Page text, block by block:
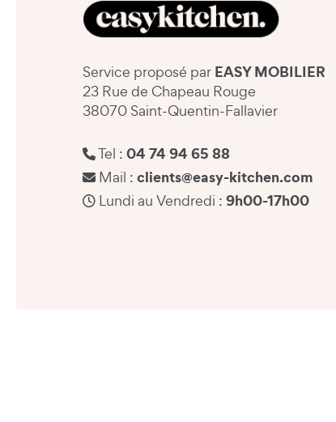
Service proposé par EASY MOBILIER
23 Rue de Chapeau Rouge
38070 Saint-Quentin-Fallavier
Tel : 04 74 94 65 88
Mail : clients@easy-kitchen.com
Lundi au Vendredi : 9h00-17h00